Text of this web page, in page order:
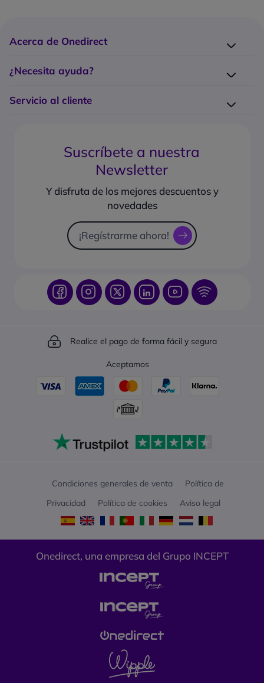
Acerca de Onedirect
Los 10 puntos fuertes Onedirect
Trabaje con nosotros
¿Necesita ayuda?
Preguntas frecuentes
Sugiéranos productos
Solicitud de presupuesto
Servicio al cliente
¿Cuál es la política de devolución?
¿Qué formas de pago puedo usar?
¿Cómo hacer seguimiento de un pedido?
Suscríbete a nuestra
Newsletter
Y disfruta de los mejores descuentos y
novedades
¡Regístrarme ahora!
Realice el pago de forma fácil y segura
Aceptamos
Condiciones generales de venta
Política de
Privacidad
Política de cookies Aviso legal
Onedirect, una empresa del Grupo INCEPT